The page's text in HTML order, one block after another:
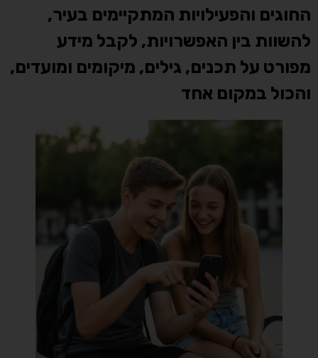
החוגים והפעילויות המתקיימים בעיר,
להשוות בין האפשרויות, לקבל מידע
מפורט על תכנים, גילים, מיקומים ומועדים,
והכול במקום אחד